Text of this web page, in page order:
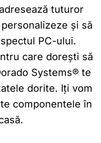
tuturor
și să
PC-ului.
care dorești să
Systems® te
dorite. Iți vom
componentele în